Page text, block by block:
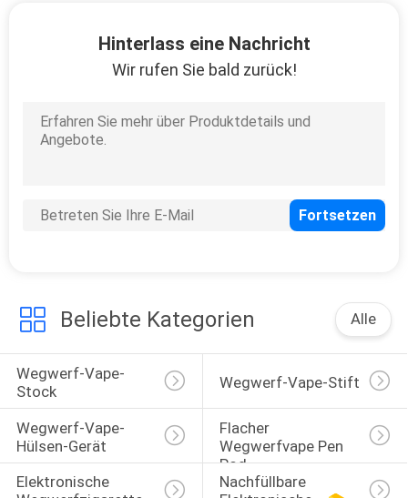
Hinterlass eine Nachricht
Wir rufen Sie bald zurück!
Beliebte Kategorien Alle
Wegwerf-Vape-
Stock
Wegwerf-Vape-Stift
Wegwerf-Vape-
Hülsen-Gerät
Flacher
Wegwerfvape Pen
Pod
Elektronische
Nachfüllbare